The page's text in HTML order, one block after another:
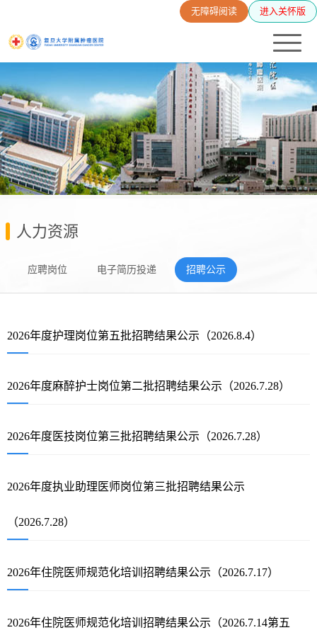
无障碍阅读 进入关怀版
人力资源
应聘岗位 电子简历投递 招聘公示
2026年度护理岗位第五批招聘结果公示（2026.8.4）
2026年度麻醉护士岗位第二批招聘结果公示（2026.7.28）
2026年度医技岗位第三批招聘结果公示（2026.7.28）
2026年度执业助理医师岗位第三批招聘结果公示
（2026.7.28）
2026年住院医师规范化培训招聘结果公示（2026.7.17）
2026年住院医师规范化培训招聘结果公示（2026.7.14第五